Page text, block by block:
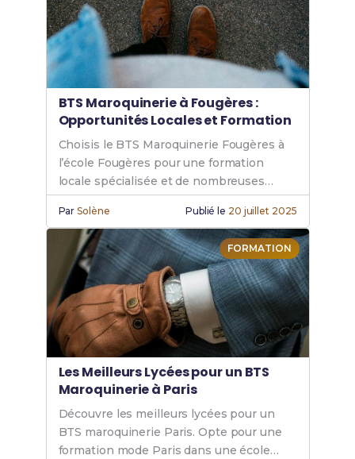
BTS Maroquinerie à Fougères :
Opportunités Locales et Formation
Choisis le BTS Maroquinerie Fougères à
l’école Fougères pour une formation
locale spécialisée et de nombreuses
opportunités dans la maroquinerie.
ParSolène Publié le 20 juillet 2025
FORMATION
Les Meilleurs Lycées pour un BTS
Maroquinerie à Paris
Découvre les meilleurs lycées pour un
BTS maroquinerie Paris. Opte pour une
formation mode Paris dans une école